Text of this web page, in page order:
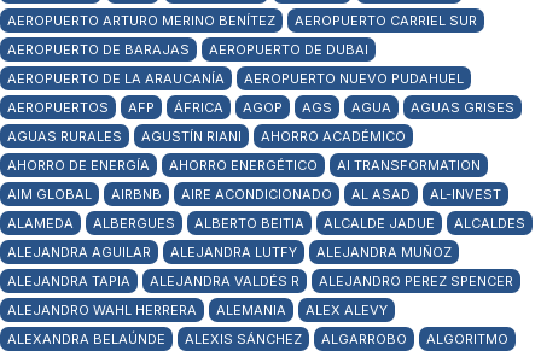
AEROPUERTO ARTURO MERINO BENÍTEZ
AEROPUERTO CARRIEL SUR
AEROPUERTO DE BARAJAS
AEROPUERTO DE DUBAI
AEROPUERTO DE LA ARAUCANÍA
AEROPUERTO NUEVO PUDAHUEL
AEROPUERTOS
AFP ÁFRICA AGOP AGS AGUA
AGUAS GRISES
AGUAS RURALES
AGUSTÍN RIANI
AHORRO ACADÉMICO
AHORRO DE ENERGÍA
AHORRO ENERGÉTICO
AI TRANSFORMATION
AIM GLOBAL
AIRBNB AIRE ACONDICIONADO AL ASAD
AL-INVEST
ALAMEDA
ALBERGUES ALBERTO BEITIA ALCALDE JADUE
ALCALDES
ALEJANDRA AGUILAR
ALEJANDRA LUTFY
ALEJANDRA MUÑOZ
ALEJANDRA TAPIA
ALEJANDRA VALDÉS R
ALEJANDRO PEREZ SPENCER
ALEJANDRO WAHL HERRERA
ALEMANIA
ALEX ALEVY
ALEXANDRA BELAÚNDE
ALEXIS SÁNCHEZ ALGARROBO
ALGORITMO